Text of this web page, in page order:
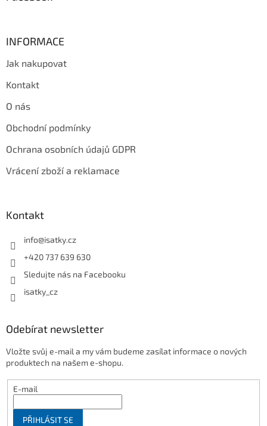
INFORMACE
Jak nakupovat
Kontakt
O nás
Obchodní podmínky
Ochrana osobních údajů GDPR
Vrácení zboží a reklamace
Kontakt
info@isatky.cz
+420 737 639 630
Sledujte nás na Facebooku
isatky_cz
Odebírat newsletter
Vložte svůj e-mail a my vám budeme zasílat informace o nových
produktech na našem e-shopu.
E-mail
PŘIHLÁSIT SE